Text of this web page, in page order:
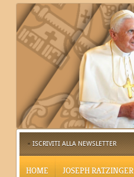
ISCRIVITI ALLA NEWSLETTER
HOME JOSEPH RATZINGER